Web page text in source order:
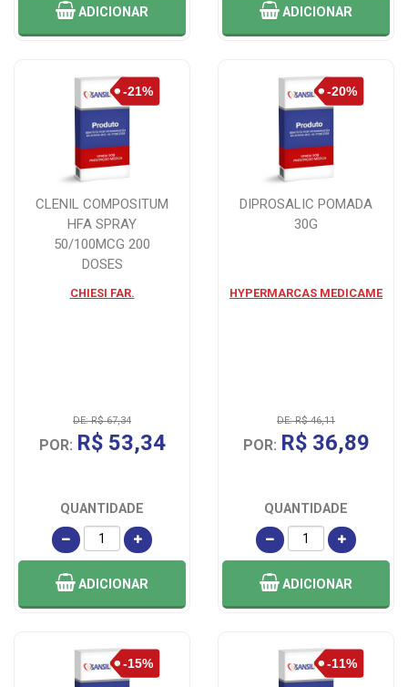
ADICIONAR ADICIONAR
CLENIL COMPOSITUM
HFA SPRAY
50/100MCG 200
DOSES
CHIESI FAR.
DE: R$ 67,34
POR: R$ 53,34
QUANTIDADE
ADICIONAR
DIPROSALIC POMADA
30G
HYPERMARCAS MEDICAME
DE: R$ 46,11
POR: R$ 36,89
QUANTIDADE
ADICIONAR